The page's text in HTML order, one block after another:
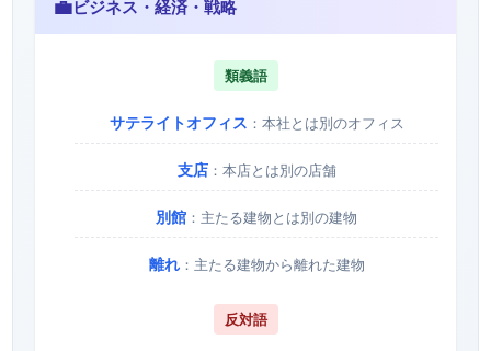
💼ビジネス・経済・戦略
類義語
サテライトオフィス ：本社とは別のオフィス
支店：本店とは別の店舗
別館 ：主たる建物とは別の建物
離れ：主たる建物から離れた建物
反対語